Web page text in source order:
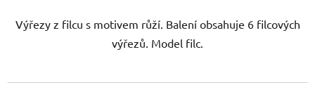
Výřezy z filcu s motivem růží. Balení obsahuje 6 filcových
výřezů. Model filc.